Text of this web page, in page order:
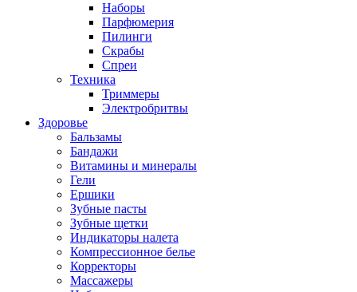
Наборы
Парфюмерия
Пилинги
Скрабы
Спреи
Техника
Триммеры
Электробритвы
Здоровье
Бальзамы
Бандажи
Витамины и минералы
Гели
Ершики
Зубные пасты
Зубные щетки
Индикаторы налета
Компрессионное белье
Корректоры
Массажеры